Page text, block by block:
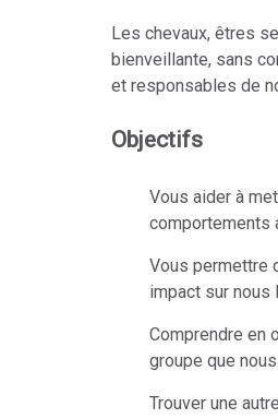
Les chevaux, êtres
bienveillante, sans
et responsables de
Objectifs
Vous aider à
comportements
Vous permettre
impact sur nous
Comprendre en
groupe que
Trouver une